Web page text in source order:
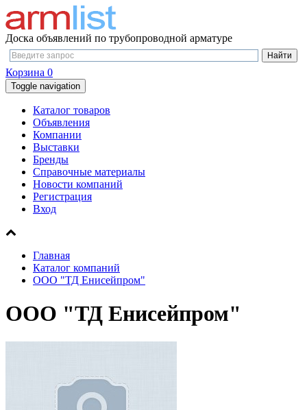
Доска объявлений по трубопроводной арматуре
Корзина 0
Toggle navigation
Каталог товаров
Объявления
Компании
Выставки
Бренды
Справочные материалы
Новости компаний
Регистрация
Вход
Главная
Каталог компаний
ООО "ТД Енисейпром"
ООО "ТД Енисейпром"